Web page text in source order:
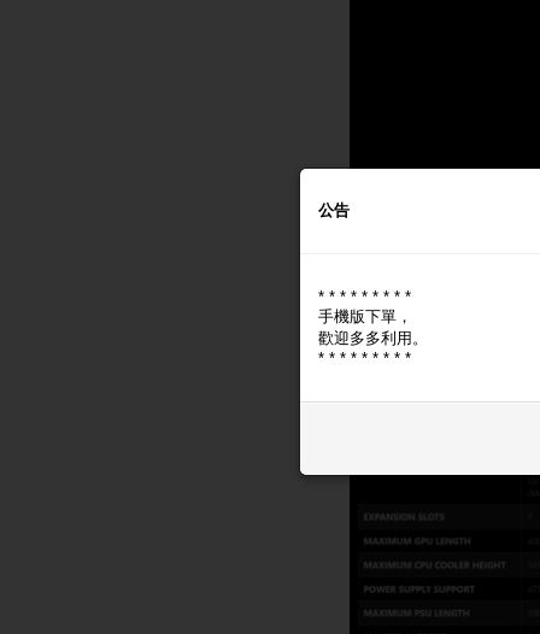
公告
* * * * * * * * *
手機版下單，
歡迎多多利用。
* * * * * * * * *